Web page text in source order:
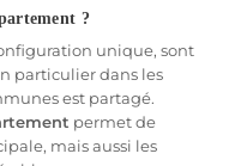
dissuade les
sonore en cas de
faire fuir les intrus avant
De plus, certains
temps réel via des
de toute
?
unique, sont
particulier dans les
est partagé.
permet de
mais aussi les